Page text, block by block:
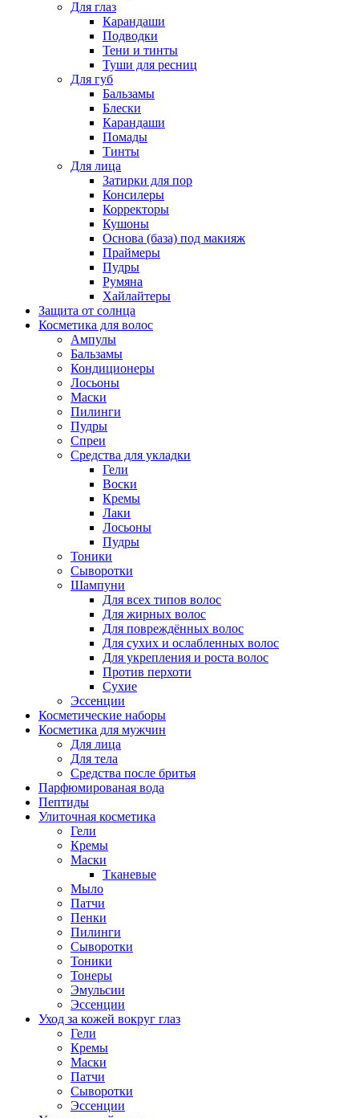
Для глаз
Карандаши
Подводки
Тени и тинты
Туши для ресниц
Для губ
Бальзамы
Блески
Карандаши
Помады
Тинты
Для лица
Затирки для пор
Консилеры
Корректоры
Кушоны
Основа (база) под макияж
Праймеры
Пудры
Румяна
Хайлайтеры
Защита от солнца
Косметика для волос
Ампулы
Бальзамы
Кондиционеры
Лосьоны
Маски
Пилинги
Пудры
Спреи
Средства для укладки
Гели
Воски
Кремы
Лаки
Лосьоны
Пудры
Тоники
Сыворотки
Шампуни
Для всех типов волос
Для жирных волос
Для повреждённых волос
Для сухих и ослабленных волос
Для укрепления и роста волос
Против перхоти
Сухие
Эссенции
Косметические наборы
Косметика для мужчин
Для лица
Для тела
Средства после бритья
Парфюмированая вода
Пептиды
Улиточная косметика
Гели
Кремы
Маски
Тканевые
Мыло
Патчи
Пенки
Пилинги
Сыворотки
Тоники
Тонеры
Эмульсии
Эссенции
Уход за кожей вокруг глаз
Гели
Кремы
Маски
Патчи
Сыворотки
Эссенции